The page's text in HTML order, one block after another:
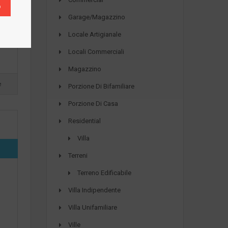
Garage/Magazzino
Locale Artigianale
Locali Commerciali
Magazzino
Porzione Di Bifamiliare
Porzione Di Casa
Residential
Villa
Terreni
Terreno Edificabile
Villa Indipendente
Villa Unifamiliare
Ville